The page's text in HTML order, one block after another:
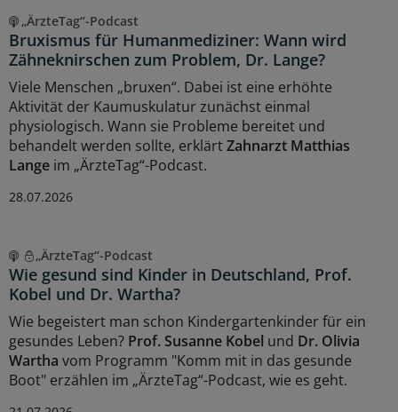
„ÄrzteTag“-Podcast
Bruxismus für Humanmediziner: Wann wird
Zähneknirschen zum Problem, Dr. Lange?
Viele Menschen „bruxen“. Dabei ist eine erhöhte
Aktivität der Kaumuskulatur zunächst einmal
physiologisch. Wann sie Probleme bereitet und
behandelt werden sollte, erklärtZahnarzt Matthias
Lange im „ÄrzteTag“-Podcast.
28.07.2026
„ÄrzteTag“-Podcast
Wie gesund sind Kinder in Deutschland, Prof.
Kobel und Dr. Wartha?
Wie begeistert man schon Kindergartenkinder für ein
gesundes Leben? Prof. Susanne Kobel und Dr. Olivia
Wartha vom Programm "Komm mit in das gesunde
Boot" erzählen im „ÄrzteTag“-Podcast, wie es geht.